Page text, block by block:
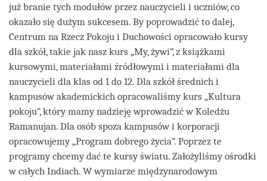
już branie tych modułów przez nauczycieli i uczniów, co
okazało się dużym sukcesem. By poprowadzić to dalej,
Centrum na Rzecz Pokoju i Duchowości opracowało kursy
dla szkół, takie jak nasz kurs „My, żywi”, z książkami
kursowymi, materiałami źródłowymi i materiałami dla
nauczycieli dla klas od 1 do 12. Dla szkół średnich i
kampusów akademickich opracowaliśmy kurs „Kultura
pokoju”, który mamy nadzieję wprowadzić w Koledżu
Ramanujan. Dla osób spoza kampusów i korporacji
opracowujemy „Program dobrego życia”. Poprzez te
programy chcemy dać te kursy światu. Założyliśmy ośrodki
w całych Indiach. W wymiarze międzynarodowym